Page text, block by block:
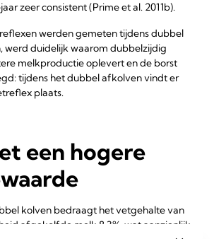
zeer consistent (Prime et al. 2011b).
werden gemeten tijdens dubbel
werd duidelijk waarom dubbelzijdig
melkproductie oplevert en de borst
tijdens het dubbel afkolven vindt er
plaats.
een hogere
kolven bedraagt het vetgehalte van
afgekolfde melk 8,3%, wat aanzienlijk